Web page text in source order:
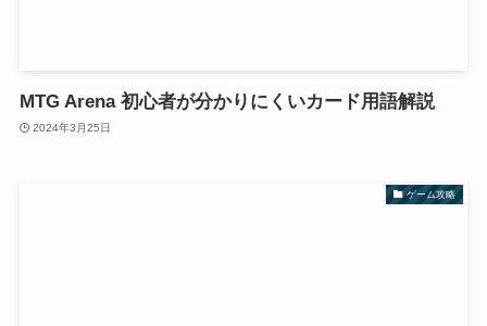
MTG Arena 初心者が分かりにくいカード用語解説
2024年3月25日
ゲーム攻略